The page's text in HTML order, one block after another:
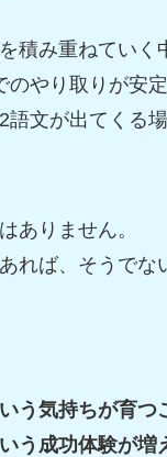
積み重ねていく
やり取りが安定
語文が出てくる
ありません。
れば、そうでな
う気持ちが育つ
う成功体験が増